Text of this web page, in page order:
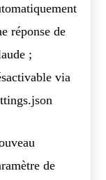
réponse de
;
via
de